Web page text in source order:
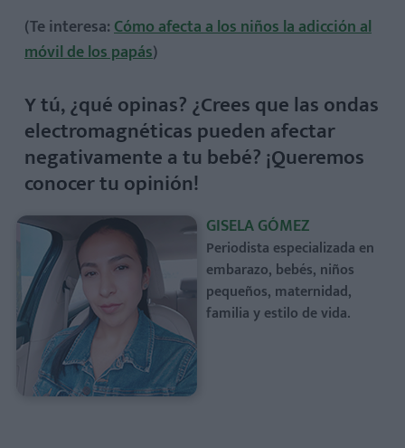
(Te interesa:Cómo afecta a los niños la adicción al
móvil de los papás)
Y tú, ¿qué opinas? ¿Crees que las ondas
electromagnéticas pueden afectar
negativamente a tu bebé? ¡Queremos
conocer tu opinión!
GISELA GÓMEZ
Periodista especializada en
embarazo, bebés, niños
pequeños, maternidad,
familia y estilo de vida.